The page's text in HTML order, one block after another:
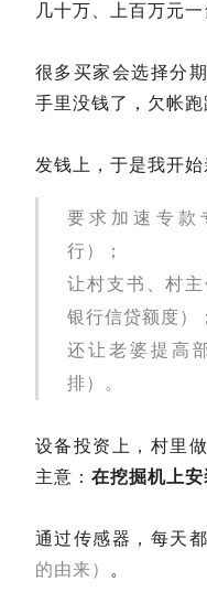
几十万、上百万元一
很多买家会选择分
手里没钱了，欠帐跑
发钱上，于是我开
要求加速专款
行）；
让村支书、村
银行信贷额度）；
还让老婆提高
排）。
设备投资上，村里
主意： 在挖掘机上安
通过传感器，每天
的由来）
。